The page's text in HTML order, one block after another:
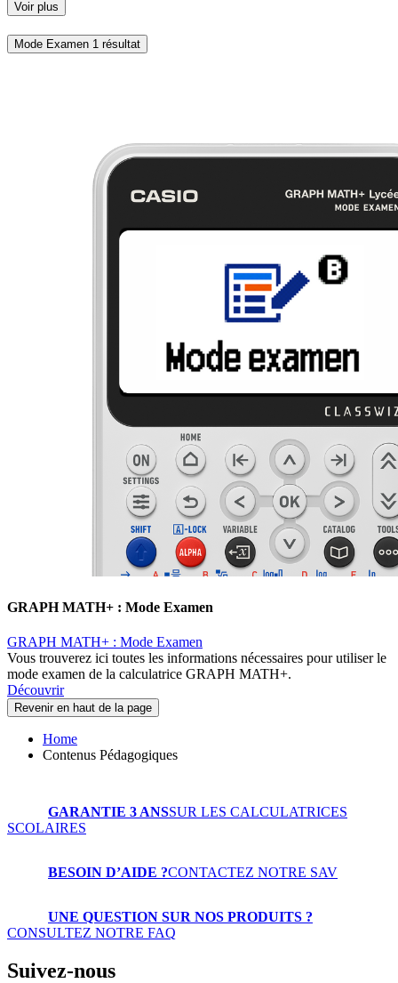
Voir plus
Mode Examen 1 résultat
GRAPH MATH+ : Mode Examen
GRAPH MATH+ : Mode Examen
Vous trouverez ici toutes les informations nécessaires pour utiliser le
mode examen de la calculatrice GRAPH MATH+.
Découvrir
Revenir en haut de la page
Home
Contenus Pédagogiques
GARANTIE 3 ANSSUR LES CALCULATRICES
SCOLAIRES
BESOIN D’AIDE ?CONTACTEZ NOTRE SAV
UNE QUESTION SUR NOS PRODUITS ?
CONSULTEZ NOTRE FAQ
Suivez-nous